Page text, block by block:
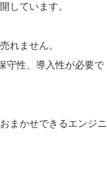
しています。
れません。
守性、導入性が必要で
まかせできるエンジニ